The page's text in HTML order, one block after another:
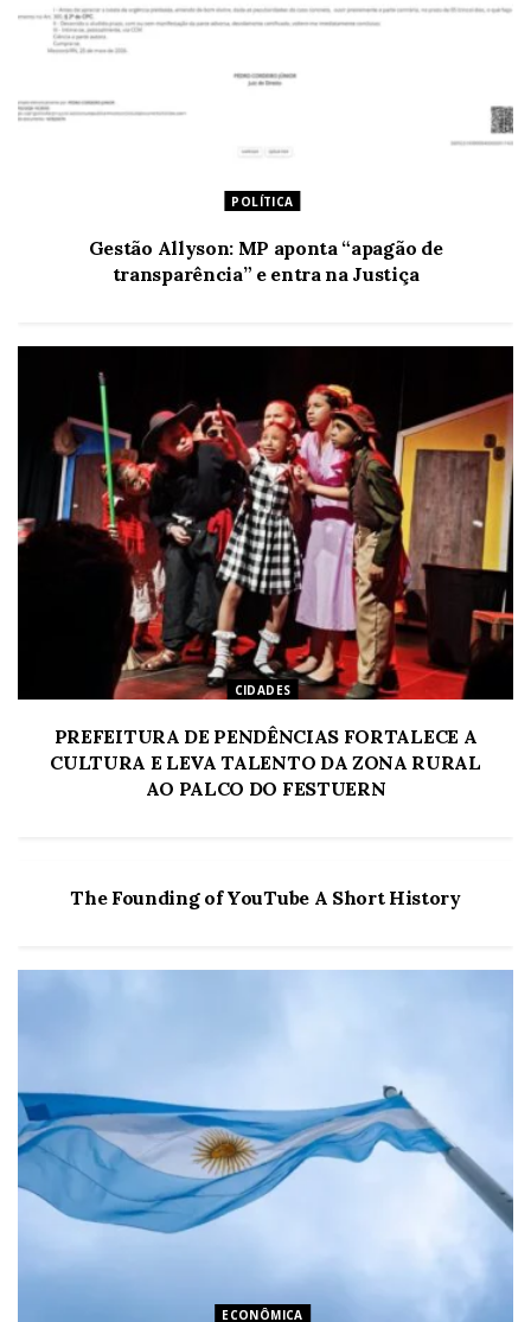
POLÍTICA
Gestão Allyson: MP aponta “apagão de
transparência” e entra na Justiça
CIDADES
PREFEITURA DE PENDÊNCIAS FORTALECE A
CULTURA E LEVA TALENTO DA ZONA RURAL
AO PALCO DO FESTUERN
The Founding of YouTube A Short History
ECONÔMICA